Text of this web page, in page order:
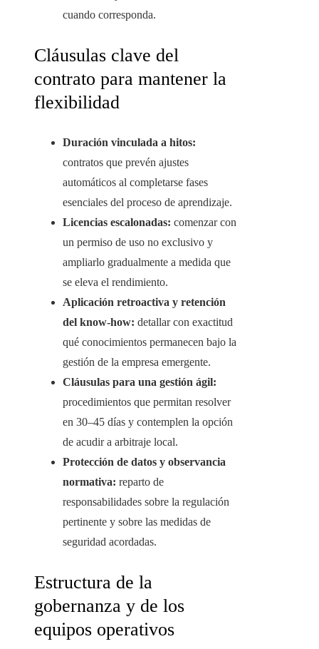
cuando corresponda.
Cláusulas clave del
contrato para mantener la
flexibilidad
Duración vinculada a hitos:
contratos que prevén ajustes
automáticos al completarse fases
esenciales del proceso de aprendizaje.
Licencias escalonadas: comenzar con
un permiso de uso no exclusivo y
ampliarlo gradualmente a medida que
se eleva el rendimiento.
Aplicación retroactiva y retención
del know‑how: detallar con exactitud
qué conocimientos permanecen bajo la
gestión de la empresa emergente.
Cláusulas para una gestión ágil:
procedimientos que permitan resolver
en 30–45 días y contemplen la opción
de acudir a arbitraje local.
Protección de datos y observancia
normativa: reparto de
responsabilidades sobre la regulación
pertinente y sobre las medidas de
seguridad acordadas.
Estructura de la
gobernanza y de los
equipos operativos